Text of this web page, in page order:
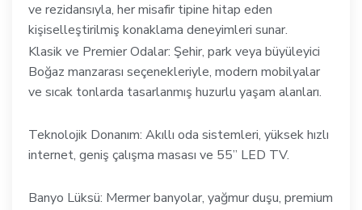
ve rezidansıyla, her misafir tipine hitap eden
kişiselleştirilmiş konaklama deneyimleri sunar.
Klasik ve Premier Odalar: Şehir, park veya büyüleyici
Boğaz manzarası seçenekleriyle, modern mobilyalar
ve sıcak tonlarda tasarlanmış huzurlu yaşam alanları.
Teknolojik Donanım: Akıllı oda sistemleri, yüksek hızlı
internet, geniş çalışma masası ve 55” LED TV.
Banyo Lüksü: Mermer banyolar, yağmur duşu, premium